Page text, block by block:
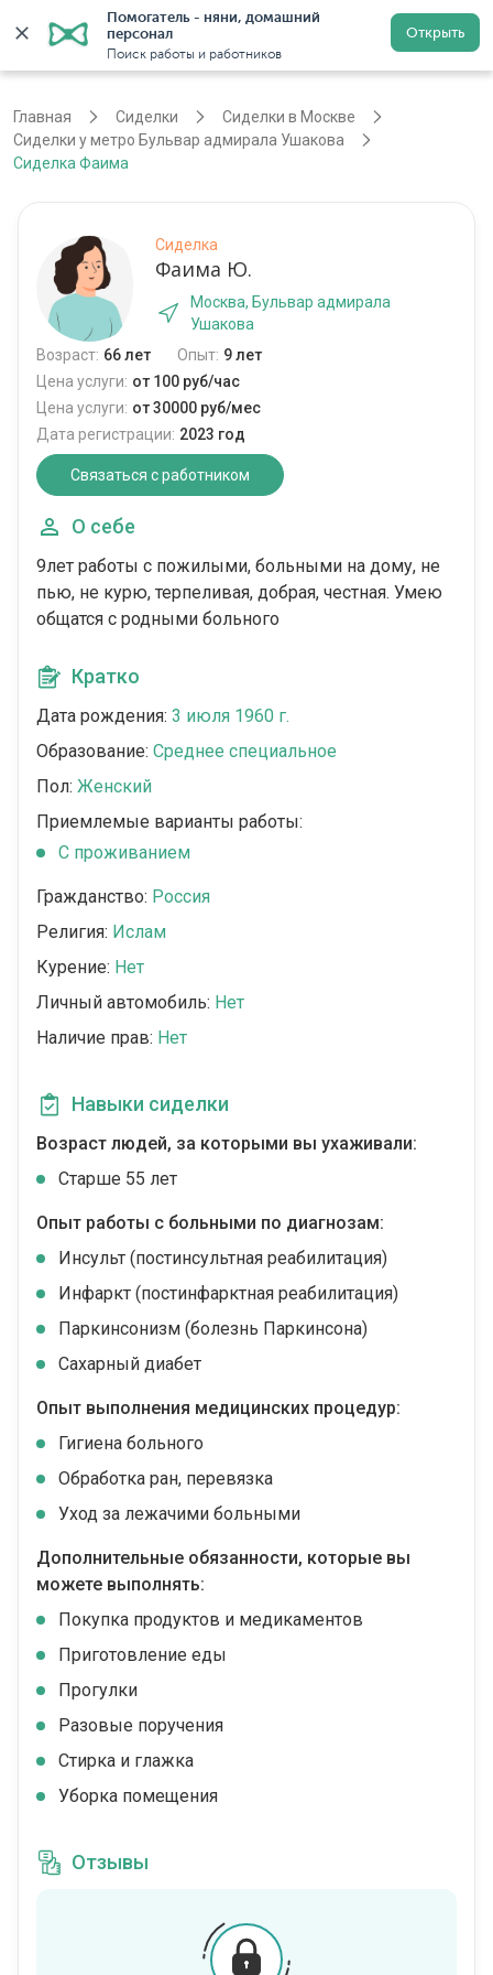
Помогатель - няни, домашний
персонал
Поиск работы и работников
Открыть
Регистрация
Главная Сиделки
Сиделки в Москве
Сиделки у метро Бульвар адмирала Ушакова
Сиделка Фаима
Сиделка
Фаима Ю.
Москва, Бульвар адмирала
Ушакова
Возраст: 66 лет Опыт: 9 лет
Цена услуги: от 100 руб/час
Цена услуги: от 30000 руб/мес
Дата регистрации: 2023 год
Связаться с работником
О себе
9лет работы с пожилыми, больными на дому, не
пью, не курю, терпеливая, добрая, честная. Умею
общатся с родными больного
Кратко
Дата рождения: 3 июля 1960 г.
Образование: Среднее специальное
Пол: Женский
Приемлемые варианты работы:
C проживанием
Гражданство: Россия
Религия: Ислам
Курение: Нет
Личный автомобиль: Нет
Наличие прав: Нет
Навыки сиделки
Возраст людей, за которыми вы ухаживали:
Cтарше 55 лет
Опыт работы с больными по диагнозам:
Инсульт (постинсультная реабилитация)
Инфаркт (постинфарктная реабилитация)
Паркинсонизм (болезнь Паркинсона)
Сахарный диабет
Опыт выполнения медицинских процедур:
Гигиена больного
Обработка ран, перевязка
Уход за лежачими больными
Дополнительные обязанности, которые вы
можете выполнять:
Покупка продуктов и медикаментов
Приготовление еды
Прогулки
Разовые поручения
Стирка и глажка
Уборка помещения
Отзывы